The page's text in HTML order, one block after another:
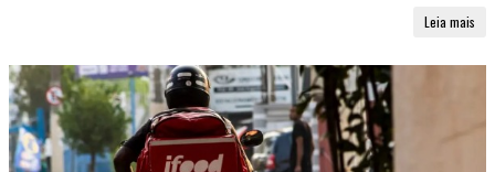
Leia mais